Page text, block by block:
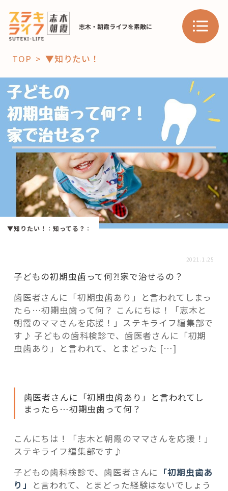
志木・朝霞ライフを素敵に
「コト」
子育て
暮らし
おすすめ
スポット 学び・教育
「場」
HAREL HAREL
活用事例
「モノ」
fleXe リノベ事例
「ひと」
コーディネーター紹介
これからの暮らし 住み替え相談
TOP ▼知りたい！
▼知りたい！ ：知ってる？ ：
2021.1.25
子どもの初期虫歯って何⁈家で治せるの？
歯医者さんに「初期虫歯あり」と言われてしまっ
たら…初期虫歯って何？ こんにちは！「志木と
朝霞のママさんを応援！」ステキライフ編集部で
す♪ 子どもの歯科検診で、歯医者さんに「初期
虫歯あり」と言われて、とまどった […]
歯医者さんに「初期虫歯あり」と言われてし
まったら…初期虫歯って何？
こんにちは！「志木と朝霞のママさんを応援！」
ステキライフ編集部です♪
子どもの歯科検診で、歯医者さんに 「初期虫歯あ
り」
と言われて、とまどった経験はないでしょう